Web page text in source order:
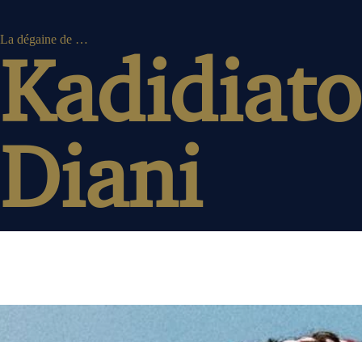
La dégaine de …
Diani